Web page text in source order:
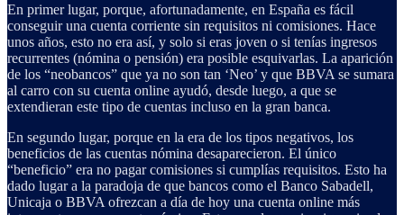
En primer lugar, porque, afortunadamente, en España es fácil
conseguir una cuenta corriente sin requisitos ni comisiones. Hace
unos años, esto no era así, y solo si eras joven o si tenías ingresos
recurrentes (nómina o pensión) era posible esquivarlas. La aparición
de los “neobancos” que ya no son tan ‘Neo’ y que BBVA se sumara
al carro con su cuenta online ayudó, desde luego, a que se
extendieran este tipo de cuentas incluso en la gran banca.
En segundo lugar, porque en la era de los tipos negativos, los
beneficios de las cuentas nómina desaparecieron. El único
“beneficio” era no pagar comisiones si cumplías requisitos. Esto ha
dado lugar a la paradoja de que bancos como el Banco Sabadell,
Unicaja o BBVA ofrezcan a día de hoy una cuenta online más